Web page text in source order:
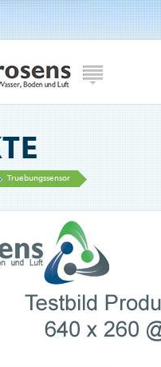
Truebungssensor